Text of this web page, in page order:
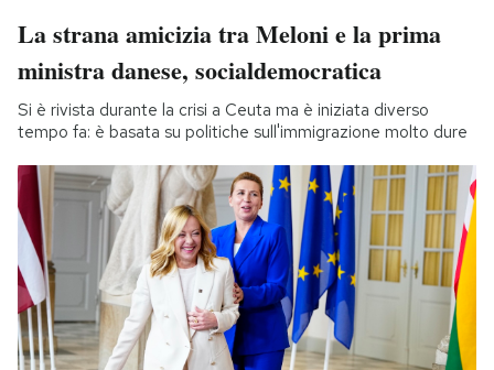
La strana amicizia tra Meloni e la prima
ministra danese, socialdemocratica
Si è rivista durante la crisi a Ceuta ma è iniziata diverso
tempo fa: è basata su politiche sull'immigrazione molto dure